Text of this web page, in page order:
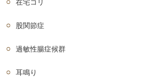
在宅コリ
股関節症
過敏性腸症候群
耳鳴り